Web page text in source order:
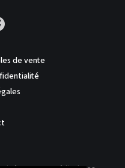
de vente